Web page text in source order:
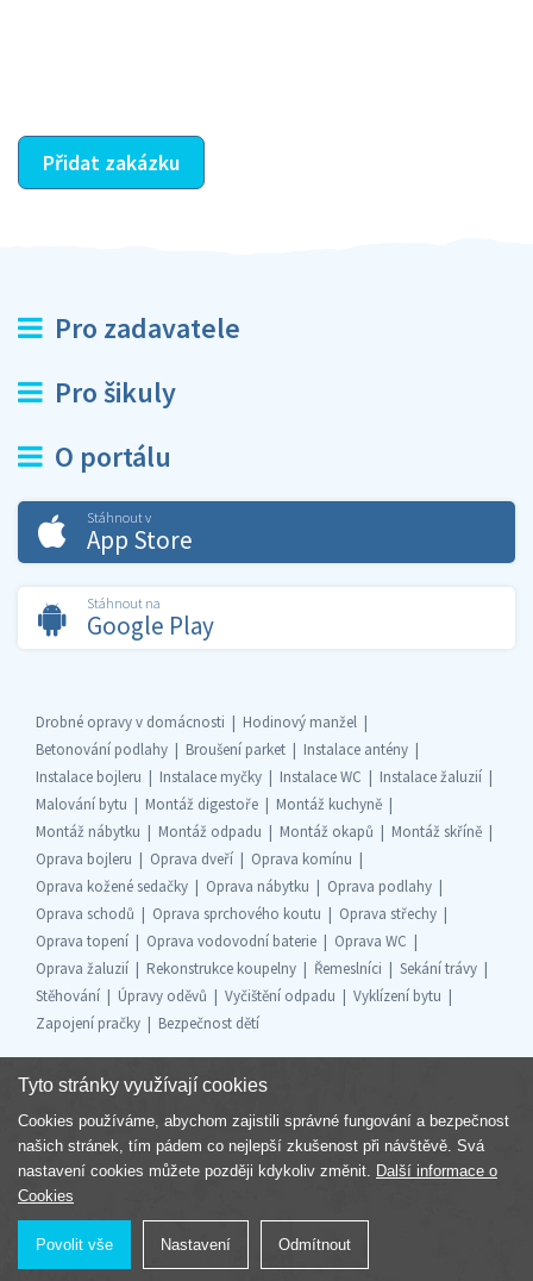
Přidat zakázku
Pro zadavatele
Pro šikuly
O portálu
Stáhnout v
App Store
Stáhnout na
Google Play
Drobné opravy v domácnosti
Hodinový manžel
Betonování podlahy
Broušení parket
Instalace antény
Instalace bojleru
Instalace myčky Instalace WC
Instalace žaluzií
Malování bytu
Montáž digestoře
Montáž kuchyně
Montáž nábytku
Montáž odpadu Montáž okapů
Montáž skříně
Oprava bojleru
Oprava dveří
Oprava komínu
Oprava kožené sedačky
Oprava nábytku
Oprava podlahy
Oprava schodů
Oprava sprchového koutu
Oprava střechy
Oprava topení
Oprava vodovodní baterie
Oprava WC
Oprava žaluzií
Rekonstrukce koupelny Řemeslníci
Sekání trávy
Stěhování
Úpravy oděvů Vyčištění odpadu
Vyklízení bytu
Zapojení pračky
Bezpečnost dětí
Součást skupiny
Tyto stránky využívají cookies
Cookies používáme, abychom zajistili správné fungování a bezpečnost
našich stránek, tím pádem co nejlepší zkušenost při návštěvě. Svá
nastavení cookies můžete později kdykoliv změnit. Další informace o
Cookies
Povolit vše Nastavení Odmítnout